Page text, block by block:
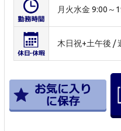
月火水金 9:00～
木日祝+土午後 /